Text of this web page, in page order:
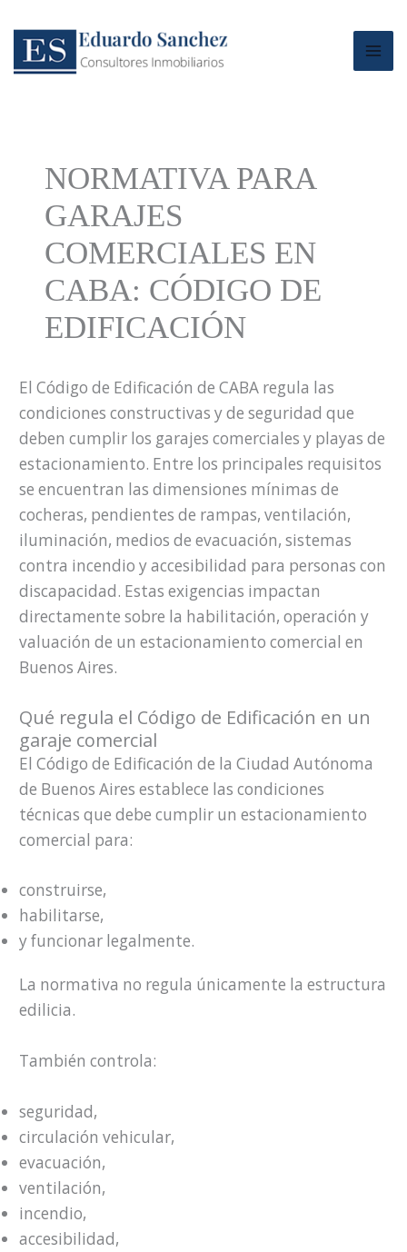
contenido
NORMATIVA PARA
GARAJES
COMERCIALES EN
CABA: CÓDIGO DE
EDIFICACIÓN
El Código de Edificación de CABA regula las
condiciones constructivas y de seguridad que
deben cumplir los garajes comerciales y playas de
estacionamiento. Entre los principales requisitos
se encuentran las dimensiones mínimas de
cocheras, pendientes de rampas, ventilación,
iluminación, medios de evacuación, sistemas
contra incendio y accesibilidad para personas con
discapacidad. Estas exigencias impactan
directamente sobre la habilitación, operación y
valuación de un estacionamiento comercial en
Buenos Aires.
Qué regula el Código de Edificación en un
garaje comercial
El Código de Edificación de la Ciudad Autónoma
de Buenos Aires establece las condiciones
técnicas que debe cumplir un estacionamiento
comercial para:
construirse,
habilitarse,
y funcionar legalmente.
La normativa no regula únicamente la estructura
edilicia.
También controla:
seguridad,
circulación vehicular,
evacuación,
ventilación,
incendio,
accesibilidad,